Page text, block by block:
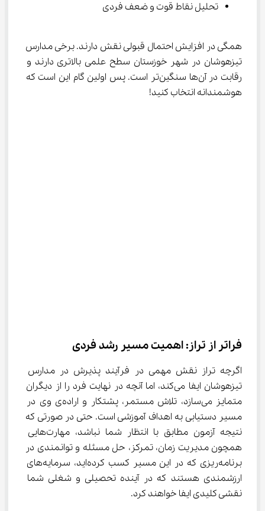
تحلیل نقاط قوت و ضعف فردی
همگی در افزایش احتمال قبولی نقش دارند. برخی مدارس
تیزهوشان در شهر خوزستان سطح علمی بالاتری دارند و
رقابت در آن‌ها سنگین‌تر است. پس اولین گام این است که
هوشمندانه انتخاب کنید!
فراتر از تراز: اهمیت مسیر رشد فردی
اگرچه تراز نقش مهمی در فرآیند پذیرش در مدارس
تیزهوشان ایفا می‌کند، اما آنچه در نهایت فرد را از دیگران
متمایز می‌سازد، تلاش مستمر، پشتکار و اراده‌ی وی در
مسیر دستیابی به اهداف آموزشی است. حتی در صورتی که
نتیجه آزمون مطابق با انتظار شما نباشد، مهارت‌هایی
همچون مدیریت زمان، تمرکز، حل مسئله و توانمندی در
برنامه‌ریزی که در این مسیر کسب کرده‌اید، سرمایه‌های
ارزشمندی هستند که در آینده تحصیلی و شغلی شما
نقشی کلیدی ایفا خواهند کرد.